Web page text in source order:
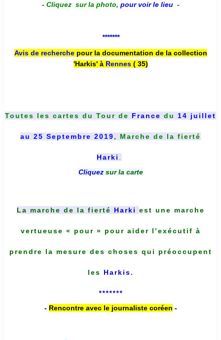
- Cliquez sur la photo, pour voir le lieu -
*******
Avis de recherche pour la documentation de la collection
'Harkis' à Rennes( 35)
Toutes les cartes du Tour de France du 14 juillet
au 25 Septembre 2019, Marche de la fierté
Harki
Cliquez sur la carte
La marche de la fierté Harki est une marche
vertueuse « pour » pour aider l’exécutif à
prendre la mesure des choses qui préoccupent
les Harkis.
*******
- Rencontre avec le journaliste coréen -